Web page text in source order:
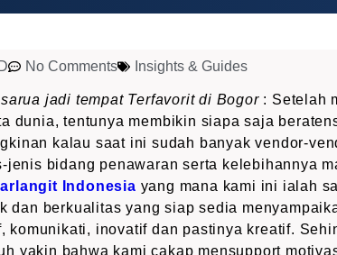
No Comments Insights & Guides
jadi tempat Terfavorit di Bogor: Setelah
dunia, tentunya membikin siapa saja
kalau saat ini sudah banyak vendor-
jenis bidang penawaran serta kelebihannya
Indonesia yang mana kami ini ialah
dan berkualitas yang siap sedia
komunikati, inovatif dan pastinya kreatif.
yakin bahwa kami cakap mensupport